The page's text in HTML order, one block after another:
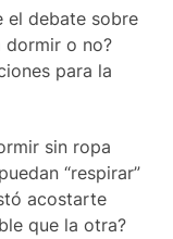
el debate sobre
dormir o no?
para la
sin ropa
“respirar”
acostarte
que la otra?